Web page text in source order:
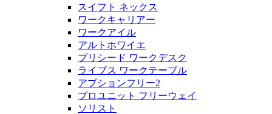
スイフト ネックス
ワークキャリアー
ワークアイル
アルトホワイエ
プリシード ワークデスク
ライブス ワークテーブル
アプションフリー2
プロユニット フリーウェイ
ソリスト